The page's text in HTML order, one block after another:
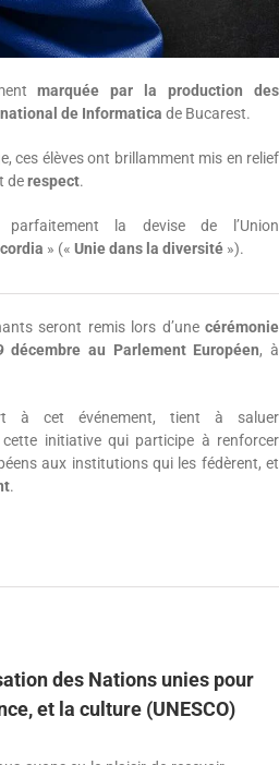
marquée par la production des
de Informatica de Bucarest.
ces élèves ont brillamment mis en relief
derespect.
parfaitement la devise de l’Union
» (« Unie dans la diversité»).
seront remis lors d’unecérémonie
décembre au Parlement Européen, à
à cet événement, tient à saluer
cette initiative qui participe à renforcer
aux institutions qui les fédèrent, et
.
des Nations unies pour
et la culture (UNESCO)